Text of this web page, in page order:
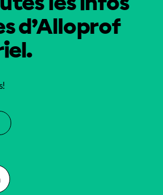
d’Alloprof